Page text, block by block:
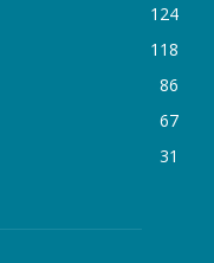
124
118
86
67
31